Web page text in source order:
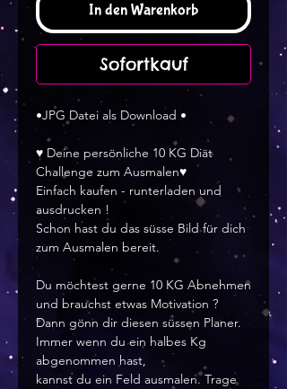
In den Warenkorb
Sofortkauf
•JPG Datei als Download •
♥ Deine persönliche 10 KG Diät
Challenge zum Ausmalen♥
Einfach kaufen - runterladen und
ausdrucken !
Schon hast du das süsse Bild für dich
zum Ausmalen bereit.
Du möchtest gerne 10 KG Abnehmen
und brauchst etwas Motivation ?
Dann gönn dir diesen süssen Planer.
Immer wenn du ein halbes Kg
abgenommen hast,
kannst du ein Feld ausmalen. Trage